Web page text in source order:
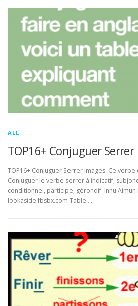
ALL
TOP16+ Conjuguer Serrer
TOP16+ Conjuguer Serrer Images. Ce
Conjuguer le verbe serrer à indicatif,
conditionnel, participe, gérondif. Innu Aimun
lookaside.fbsbx.com Table …